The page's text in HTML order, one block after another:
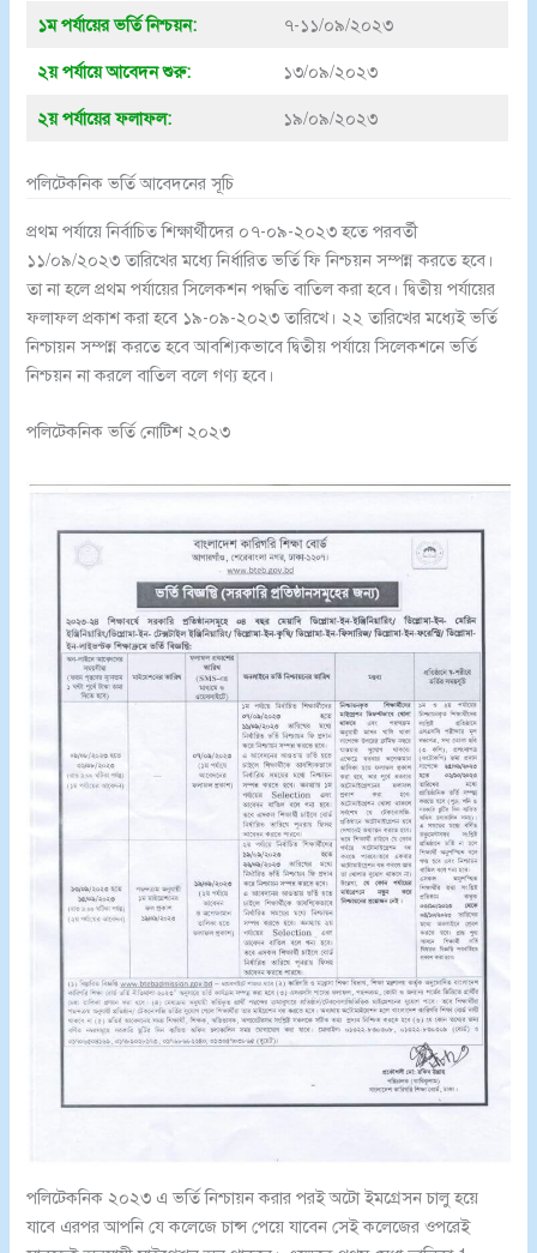
১ম পর্যায়ের ভর্তি নিশ্চয়ন: ৭-১১/০৯/২০২৩
২য় পর্যায়ে আবেদন শুরু: ১৩/০৯/২০২৩
২য়পর্যায়ের ফলাফল: ১৯/০৯/২০২৩
পলিটেকনিক ভর্তি আবেদনের সূচি
প্রথম পর্যায়ে নির্বাচিত শিক্ষার্থীদের ০৭-০৯-২০২৩ হতে পরবর্তী
১১/০৯/২০২৩ তারিখের মধ্যে নির্ধারিত ভর্তি ফি নিশ্চয়ন সম্পন্ন করতে হবে।
তা না হলে প্রথম পর্যায়ের সিলেকশন পদ্ধতি বাতিল করা হবে। দ্বিতীয় পর্যায়ের
ফলাফল প্রকাশ করা হবে ১৯-০৯-২০২৩ তারিখে। ২২ তারিখের মধ্যেই ভর্তি
নিশ্চায়ন সম্পন্ন করতে হবে আবশ্যিকভাবে দ্বিতীয় পর্যায়ে সিলেকশনে ভর্তি
নিশ্চয়ন না করলে বাতিল বলে গণ্য হবে।
পলিটেকনিক ভর্তি নোটিশ ২০২৩
পলিটেকনিক ২০২৩ এ ভর্তি নিশ্চায়ন করার পরই অটো ইমগ্রেসন চালু হয়ে
যাবে এরপর আপনি যে কলেজে চান্স পেয়ে যাবেন সেই কলেজের ওপরেই